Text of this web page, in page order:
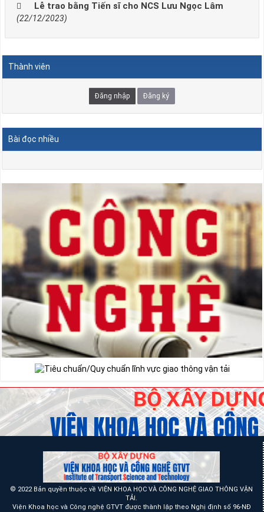
Lễ trao bằng Tiến sĩ cho NCS Lưu Ngọc Lâm
(22/12/2023)
Thành viên
Đăng nhập Đăng ký
Bài đọc nhiều
© 2022 Bản quyền thuộc về VIỆN KHOA HỌC VÀ CÔNG NGHỆ GIAO THÔNG VẬN
TẢI.
Viện Khoa học và Công nghệ GTVT được thành lập theo Nghị định số 96-NĐ